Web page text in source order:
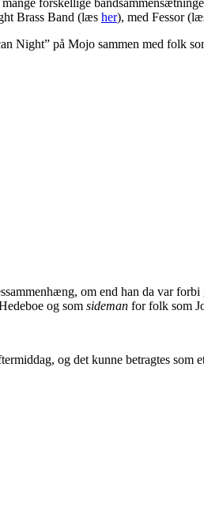
Brass Band (læs her), med Fessor
Night” på Mojo sammen med folk
om end han da var forbi
og som sideman for folk som
og det kunne betragtes